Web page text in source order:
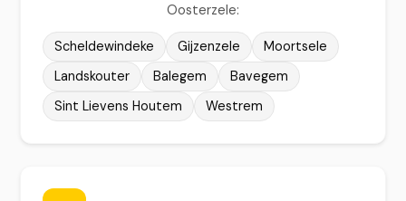
Oosterzele:
Scheldewindeke Gijzenzele
Moortsele
Landskouter
Balegem
Bavegem
Sint Lievens Houtem
Westrem